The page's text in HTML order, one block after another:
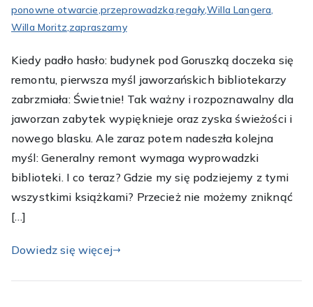
ponowne otwarcie,przeprowadzka,regały,Willa Langera,
Willa Moritz,zapraszamy
Kiedy padło hasło: budynek pod Goruszką doczeka się
remontu, pierwsza myśl jaworzańskich bibliotekarzy
zabrzmiała: Świetnie! Tak ważny i rozpoznawalny dla
jaworzan zabytek wypięknieje oraz zyska świeżości i
nowego blasku. Ale zaraz potem nadeszła kolejna
myśl: Generalny remont wymaga wyprowadzki
biblioteki. I co teraz? Gdzie my się podziejemy z tymi
wszystkimi książkami? Przecież nie możemy zniknąć
[…]
Dowiedz się więcej